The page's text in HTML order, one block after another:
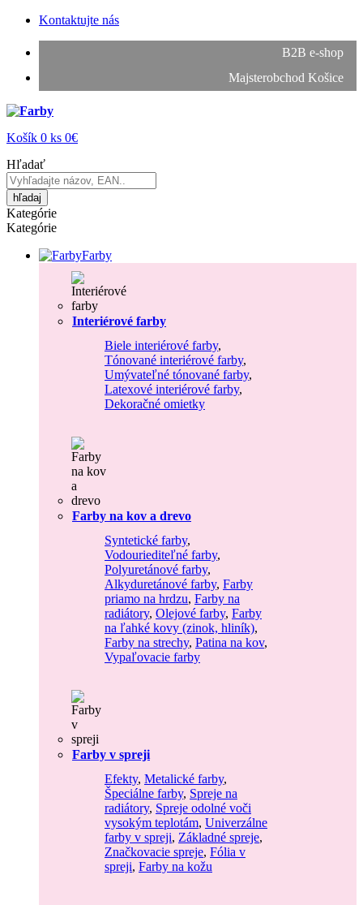
Kontaktujte nás
B2B e-shop
Majsterobchod Košice
Košík 0 ks 0€
Hľadať
hľadaj
Kategórie
Kategórie
Farby
Interiérové farby
Biele interiérové farby,
Tónované interiérové farby,
Umývateľné tónované farby,
Latexové interiérové farby,
Dekoračné omietky
Farby na kov a drevo
Syntetické farby,
Vodouriediteľné farby,
Polyuretánové farby,
Alkyduretánové farby, Farby
priamo na hrdzu, Farby na
radiátory, Olejové farby, Farby
na ľahké kovy (zinok, hliník),
Farby na strechy, Patina na kov,
Vypaľovacie farby
Farby v spreji
Efekty, Metalické farby,
Špeciálne farby, Spreje na
radiátory, Spreje odolné voči
vysokým teplotám, Univerzálne
farby v spreji, Základné spreje,
Značkovacie spreje, Fólia v
spreji, Farby na kožu